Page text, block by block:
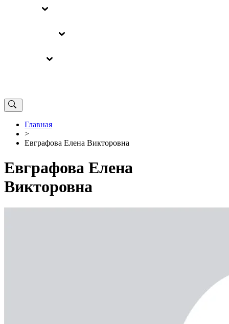
Главная
>
Евграфова Елена Викторовна
Евграфова Елена
Викторовна